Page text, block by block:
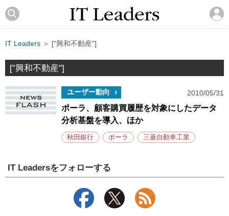
IT Leaders ＞ ["興和不動産"]
["興和不動産"]
ユーザー動向 2010/05/31
ポーラ、顧客購買履歴を対象にしたデータ
分析基盤を導入、ほか
秋田銀行 ポーラ 三菱自動車工業
IT Leadersをフォローする